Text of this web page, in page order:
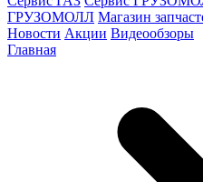
ГРУЗОМОЛЛ Магазин
Новости Акции Видеообзоры
Главная